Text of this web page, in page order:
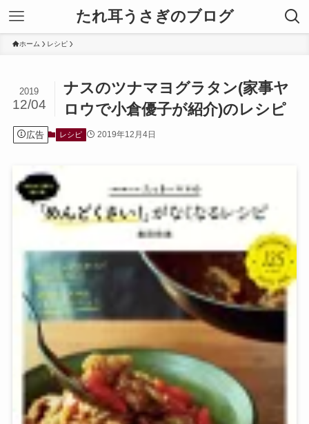
たれ耳うさぎのブログ
ホーム レシピ
ナスのツナマヨグラタン(家事ヤ
ロウで小倉優子が紹介)のレシピ
2019
12/04
広告 レシピ 2019年12月4日